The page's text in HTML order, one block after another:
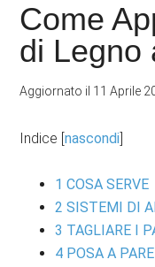
Come
di Legno
Aggiornato il 11 Aprile
Indice [nascondi]
1 COSA SERVE
2 SISTEMI DI
3 TAGLIARE I
4 POSA A